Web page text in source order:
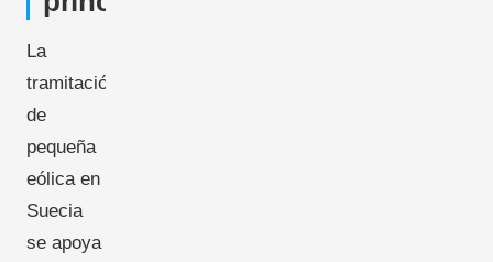
La
tramitación
de
pequeña
eólica en
Suecia
se apoya